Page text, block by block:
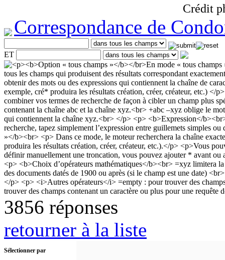
Crédit
Correspondance de
ET
3856 réponses
retourner à la liste
Sélectionner par